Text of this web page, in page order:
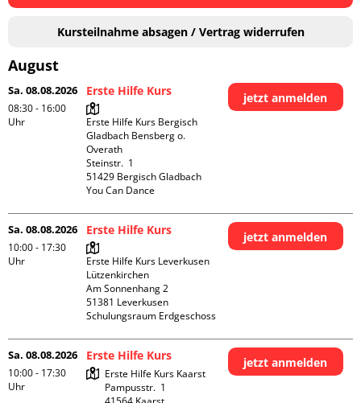
Kursteilnahme absagen / Vertrag widerrufen
August
Sa. 08.08.2026
08:30 - 16:00
Uhr
Erste Hilfe Kurs
Erste Hilfe Kurs Bergisch
Gladbach Bensberg o.
Overath
Steinstr.  1
51429 Bergisch Gladbach
You Can Dance
jetzt anmelden
Sa. 08.08.2026
10:00 - 17:30
Uhr
Erste Hilfe Kurs
Erste Hilfe Kurs Leverkusen
Lützenkirchen
Am Sonnenhang 2
51381 Leverkusen
Schulungsraum Erdgeschoss
jetzt anmelden
Sa. 08.08.2026
10:00 - 17:30
Uhr
Erste Hilfe Kurs
Erste Hilfe Kurs Kaarst
Pampusstr.  1
jetzt anmelden